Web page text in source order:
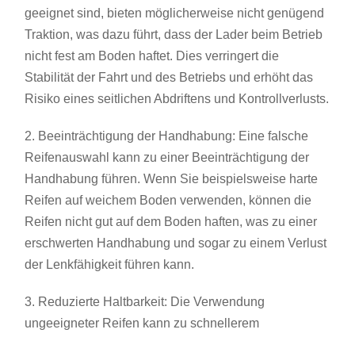
geeignet sind, bieten möglicherweise nicht genügend
Traktion, was dazu führt, dass der Lader beim Betrieb
nicht fest am Boden haftet. Dies verringert die
Stabilität der Fahrt und des Betriebs und erhöht das
Risiko eines seitlichen Abdriftens und Kontrollverlusts.
2. Beeinträchtigung der Handhabung: Eine falsche
Reifenauswahl kann zu einer Beeinträchtigung der
Handhabung führen. Wenn Sie beispielsweise harte
Reifen auf weichem Boden verwenden, können die
Reifen nicht gut auf dem Boden haften, was zu einer
erschwerten Handhabung und sogar zu einem Verlust
der Lenkfähigkeit führen kann.
3. Reduzierte Haltbarkeit: Die Verwendung
ungeeigneter Reifen kann zu schnellerem